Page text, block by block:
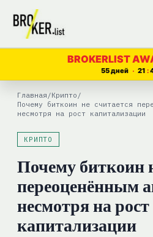
Перейти
содержимому
BROKERLIST
55 дней 21
Главная /Крипто /
Почему биткоин не считается
несмотря на рост капитализации
КРИПТО
Почему биткоин
переоценённым
несмотря на рост
капитализации